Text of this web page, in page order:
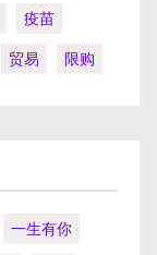
疫苗
贸易 限购
一生有你